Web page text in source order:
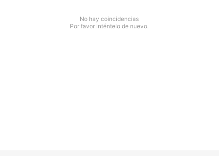
No hay coincidencias
Por favor inténtelo de nuevo.